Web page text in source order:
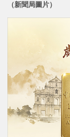
（新聞局圖片）